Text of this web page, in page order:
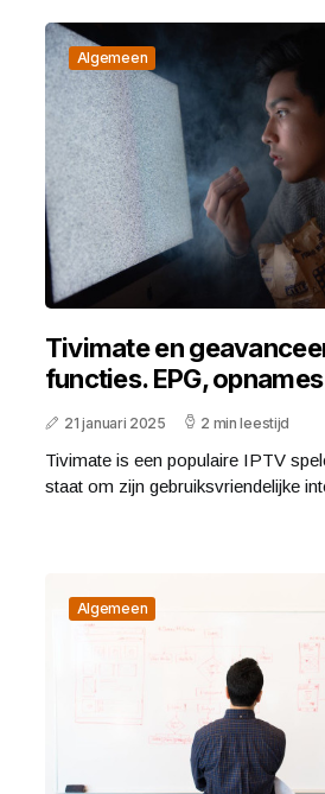
Algemeen
Tivimate en
functies. EPG,
21 januari 2025 2 min leestijd
Tivimate is een populaire IPTV
staat om zijn gebruiksvriendelijke
Algemeen